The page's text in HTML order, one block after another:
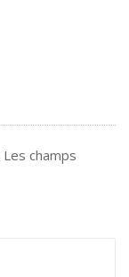
Les champs